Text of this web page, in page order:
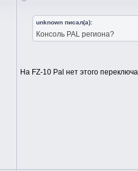
unknown писал(а):
Консоль PAL региона?
На FZ-10 Pal нет этого